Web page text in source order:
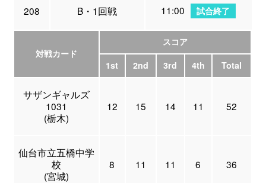
208 B・1回戦 11:00 試合終了
対戦カード
スコア
1st
2nd 3rd 4th Total
サザンギャルズ
1031
(栃木)
12 15 14 11 52
仙台市立五橋中学
校
(宮城)
8 11 11 6 36